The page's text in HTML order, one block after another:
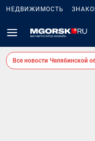
НЕДВИЖИМОСТЬ
Все новости Челябинской